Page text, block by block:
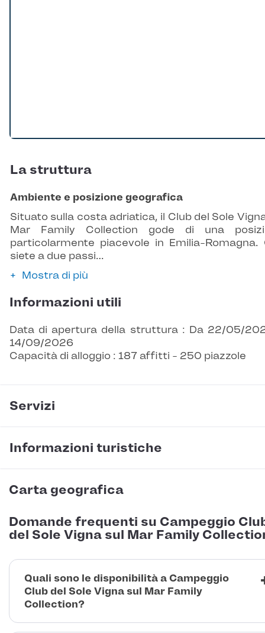
La struttura
Ambiente e posizione geografica
Situato sulla costa adriatica, il Club del Sole
Mar Family Collection gode di una
particolarmente piacevole in Emilia-Romagna.
siete a due passi…
Mostra di più
Informazioni utili
Data di apertura della struttura : Da 22/05/
14/09/2026
Capacità di alloggio : 187 affitti - 250 piazzole
Servizi
Informazioni turistiche
Carta geografica
Domande frequenti su Campeggio
del Sole Vigna sul Mar Family
Quali sono le disponibilità a Campeggio
Club del Sole Vigna sul Mar Family
Collection?